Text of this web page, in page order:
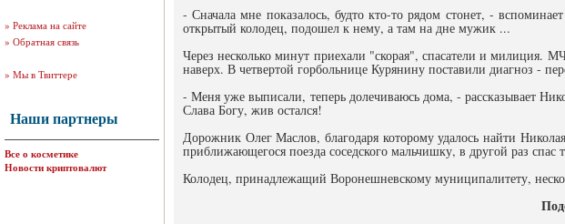
» Реклама на сайте
» Обратная связь
» Мы в Твиттере
Наши партнеры
Все о косметике
Новости криптовалют
- Сначала мне показалось, будто кто-то рядом стонет, -
открытый колодец, подошел к нему, а там на дне мужик ...
Через несколько минут приехали "скорая", спасатели и милиция.
наверх. В четвертой горбольнице Курянину поставили диагноз -
- Меня уже выписали, теперь долечиваюсь дома, - рассказывает
Слава Богу, жив остался!
Дорожник Олег Маслов, благодаря которому удалось найти
приближающегося поезда соседского мальчишку, в другой раз
Колодец, принадлежащий Воронешневскому муниципалитету,